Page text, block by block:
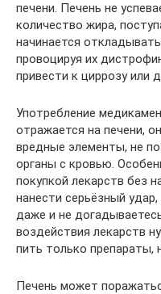
печени. Печень не
количество жира,
начинается
провоцируя их
привести к циррозу или
Употребление
отражается на печени,
вредные элементы, не
органы с кровью.
покупкой лекарств без
нанести серьёзный
даже и не
воздействия лекарств
пить только препараты,
Печень может